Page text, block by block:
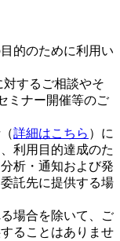
的のために利用い
するご相談やそ
ミナー開催等のご
詳細はこちら ）に
利用目的達成のた
析・通知および発
託先に提供する場
場合を除いて、ご
ることはありませ